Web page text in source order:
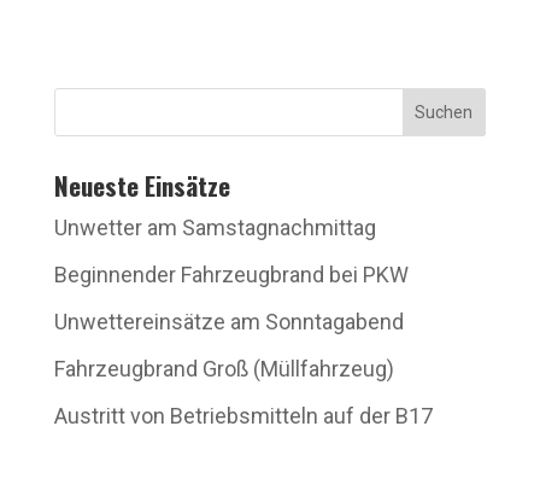
Suchen
Neueste Einsätze
Unwetter am Samstagnachmittag
Beginnender Fahrzeugbrand bei PKW
Unwettereinsätze am Sonntagabend
Fahrzeugbrand Groß (Müllfahrzeug)
Austritt von Betriebsmitteln auf der B17